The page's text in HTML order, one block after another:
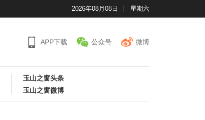
2026年08月08日 星期六
APP下载 公众号 微博
玉山之窗头条
玉山之窗微博